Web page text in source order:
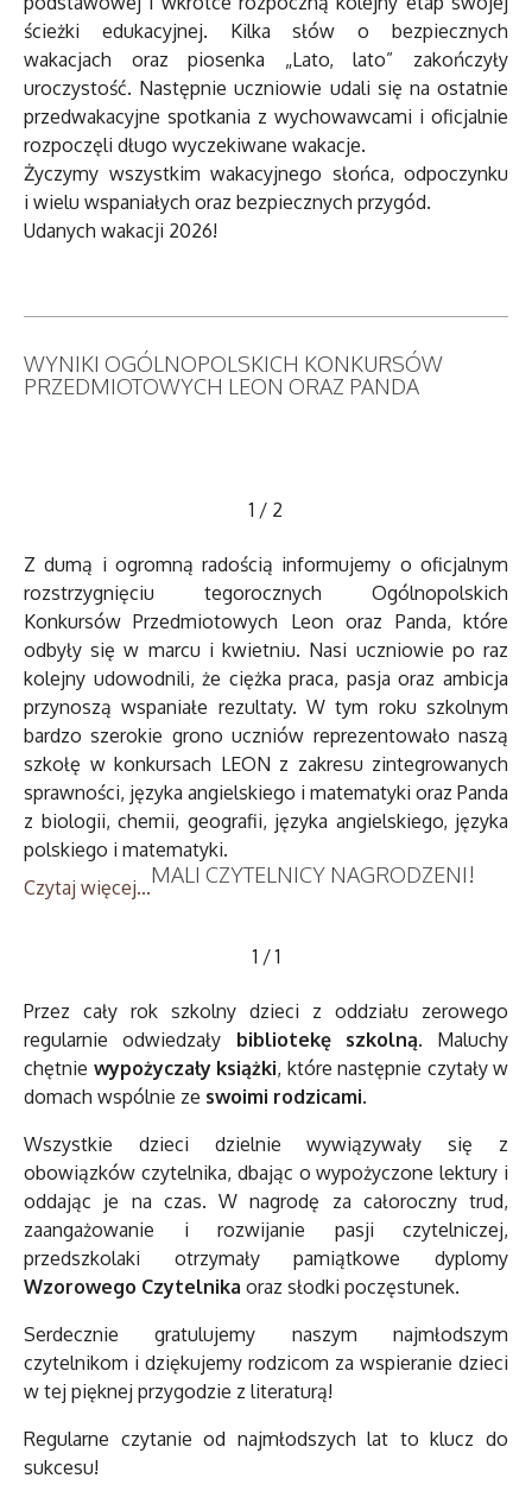
ścieżki edukacyjnej. Kilka słów o bezpiecznych
wakacjach oraz piosenka „Lato, lato” zakończyły
uroczystość. Następnie uczniowie udali się na ostatnie
przedwakacyjne spotkania z wychowawcami i oficjalnie
rozpoczęli długo wyczekiwane wakacje.
Życzymy wszystkim wakacyjnego słońca, odpoczynku
i wielu wspaniałych oraz bezpiecznych przygód.
Udanych wakacji 2026!
WYNIKI OGÓLNOPOLSKICH KONKURSÓW
PRZEDMIOTOWYCH LEON ORAZ PANDA
1 / 2
Z dumą i ogromną radością informujemy o oficjalnym
rozstrzygnięciu tegorocznych Ogólnopolskich
Konkursów Przedmiotowych Leon oraz Panda, które
odbyły się w marcu i kwietniu. Nasi uczniowie po raz
kolejny udowodnili, że ciężka praca, pasja oraz ambicja
przynoszą wspaniałe rezultaty. W tym roku szkolnym
bardzo szerokie grono uczniów reprezentowało naszą
szkołę w konkursach LEON z zakresu zintegrowanych
sprawności, języka angielskiego i matematyki oraz Panda
z biologii, chemii, geografii, języka angielskiego, języka
polskiego i matematyki.
Czytaj więcej...MALI CZYTELNICY NAGRODZENI!
1 /1
Przez cały rok szkolny dzieci z oddziału zerowego
regularnie odwiedzały bibliotekę szkolną. Maluchy
chętnie wypożyczały książki, które następnie czytały w
domach wspólnie ze swoimi rodzicami.
Wszystkie dzieci dzielnie wywiązywały się z
obowiązków czytelnika, dbając o wypożyczone lektury i
oddając je na czas. W nagrodę za całoroczny trud,
zaangażowanie i rozwijanie pasji czytelniczej,
przedszkolaki otrzymały pamiątkowe dyplomy
Wzorowego Czytelnika oraz słodki poczęstunek.
Serdecznie gratulujemy naszym najmłodszym
czytelnikom i dziękujemy rodzicom za wspieranie dzieci
w tej pięknej przygodzie z literaturą!
Regularne czytanie od najmłodszych lat to klucz do
sukcesu!